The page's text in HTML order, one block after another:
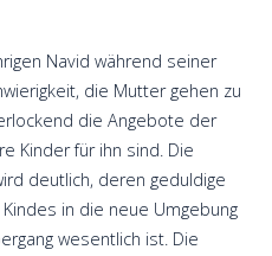
Navid während seiner
die Mutter gehen zu
die Angebote der
Kinder für ihn sind. Die
deutlich, deren geduldige
in die neue Umgebung
wesentlich ist. Die